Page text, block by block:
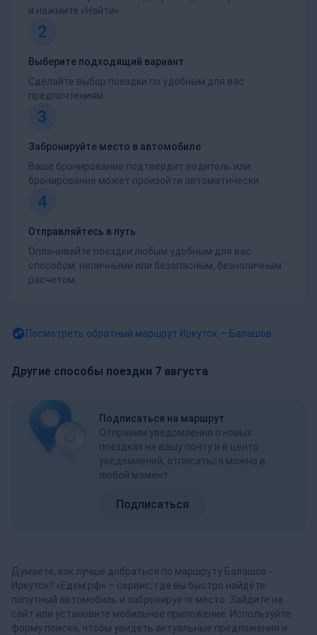
и нажмите «Найти».
2
Выберите подходящий вариант
Сделайте выбор поездки по удобным для вас
предпочтениям.
3
Забронируйте место в автомобиле
Ваше бронирование подтвердит водитель или
бронирование может произойти автоматически.
4
Отправляйтесь в путь
Оплачивайте поездки любым удобным для вас
способом: наличными или безопасным, безналичным
расчетом.
Посмотреть обратный маршрут Иркутск — Балашов
Другие способы поездки 7 августа
Подписаться на маршрут
Отправим уведомления о новых
поездках на вашу почту и в центр
уведомлений, отписаться можно в
любой момент
Подписаться
Думаете, как лучше добраться по маршруту Балашов -
Иркутск? «Едем.рф» – сервис, где вы быстро найдёте
попутный автомобиль и забронируете место. Зайдите на
сайт или установите мобильное приложение. Используйте
форму поиска, чтобы увидеть актуальные предложения и